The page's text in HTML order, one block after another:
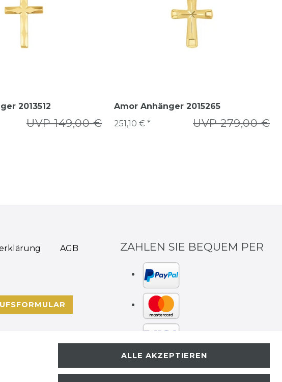
2013512
UVP 149,00 €
Amor Anhänger 2015265
UVP 279,00 €
251,10 € *
AGB ZAHLEN SIE BEQUEM PER
WIR VERSENDEN
ALLE AKZEPTIEREN